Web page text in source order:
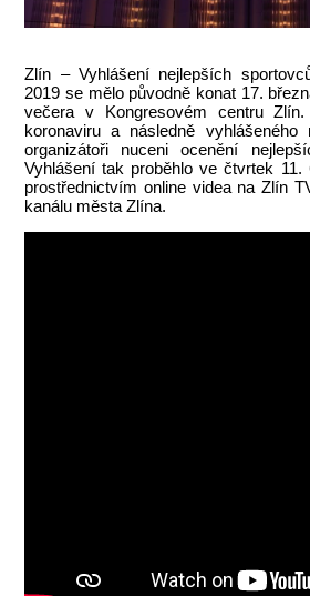
Zlín – Vyhlášení nejlepších
2019 se mělo původně konat 17.
večera v Kongresovém centru
koronaviru a následně vyhlášeného
organizátoři nuceni ocenění
Vyhlášení tak proběhlo ve čtvrtek 11.
prostřednictvím online videa na Zlín
kanálu města Zlína.